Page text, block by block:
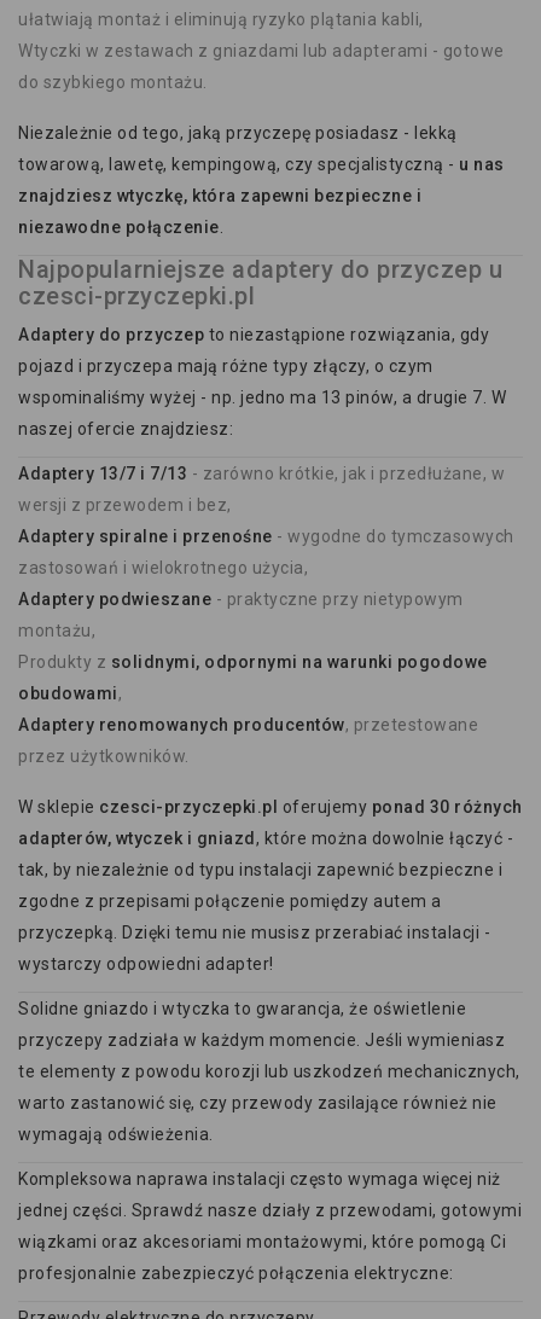
ułatwiają montaż i eliminują ryzyko plątania kabli,
Wtyczki w zestawach z gniazdami lub adapterami - gotowe
do szybkiego montażu.
Niezależnie od tego, jaką przyczepę posiadasz - lekką
towarową, lawetę, kempingową, czy specjalistyczną - u nas
znajdziesz wtyczkę, która zapewni bezpieczne i
niezawodne połączenie.
Najpopularniejsze adaptery do przyczep u
czesci-przyczepki.pl
Adaptery do przyczep to niezastąpione rozwiązania, gdy
pojazd i przyczepa mają różne typy złączy, o czym
wspominaliśmy wyżej - np. jedno ma 13 pinów, a drugie 7. W
naszej ofercie znajdziesz:
Adaptery 13/7 i 7/13 - zarówno krótkie, jak i przedłużane, w
wersji z przewodem i bez,
Adaptery spiralne i przenośne - wygodne do tymczasowych
zastosowań i wielokrotnego użycia,
Adaptery podwieszane - praktyczne przy nietypowym
montażu,
Produkty z solidnymi, odpornymi na warunki pogodowe
obudowami,
Adaptery renomowanych producentów, przetestowane
przez użytkowników.
W sklepie czesci-przyczepki.pl oferujemy ponad 30 różnych
adapterów, wtyczek i gniazd , które można dowolnie łączyć -
tak, by niezależnie od typu instalacji zapewnić bezpieczne i
zgodne z przepisami połączenie pomiędzy autem a
przyczepką. Dzięki temu nie musisz przerabiać instalacji -
wystarczy odpowiedni adapter!
Solidne gniazdo i wtyczka to gwarancja, że oświetlenie
przyczepy zadziała w każdym momencie. Jeśli wymieniasz
te elementy z powodu korozji lub uszkodzeń mechanicznych,
warto zastanowić się, czy przewody zasilające również nie
wymagają odświeżenia.
Kompleksowa naprawa instalacji często wymaga więcej niż
jednej części. Sprawdź nasze działy z przewodami, gotowymi
wiązkami oraz akcesoriami montażowymi, które pomogą Ci
profesjonalnie zabezpieczyć połączenia elektryczne: